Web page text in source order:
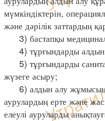
мүмкіндіктерін,
және дәрілік заттардың
3) бастапқы
4) тұрғындарды алдын
5) тұрғындарды
жүзеге асыру;
6) алдын алу жұмысын
аурулардың ерте және
елеулі ауруларды